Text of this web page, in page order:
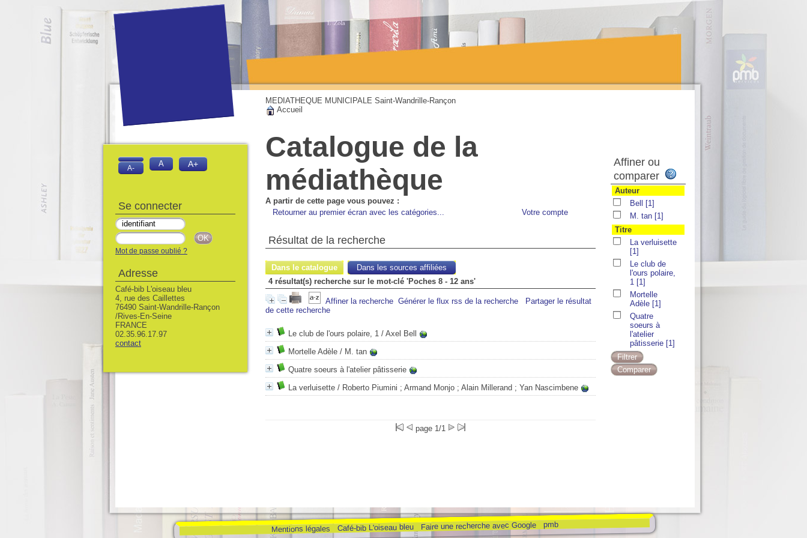
MEDIATHEQUE MUNICIPALE Saint-Wandrille-Rançon
Accueil
Catalogue de la
médiathèque
A partir de cette page vous pouvez :
Retourner au premier écran avec les catégories...
Votre compte
Résultat de la recherche
Dans le catalogue
Dans les sources affiliées
4 résultat(s) recherche sur le mot-clé 'Poches 8 - 12 ans'
Affiner la recherche Générer le flux rss de la recherche
Partager le résultat
de cette recherche
Le club de l'ours polaire, 1 / Axel Bell
Mortelle Adèle / M. tan
Quatre soeurs à l'atelier pâtisserie
La verluisette / Roberto Piumini ; Armand Monjo ; Alain Millerand ; Yan Nascimbene
page 1/1
Mentions légales Café-bib L'oiseau bleu Faire une recherche avec Google pmb
A- A A+
Se connecter
Mot de passe oublié ?
Adresse
Café-bib L'oiseau bleu
4, rue des Caillettes
76490 Saint-Wandrille-Rançon
/Rives-En-Seine
FRANCE
02.35.96.17.97
contact
Affiner ou
comparer
Auteur
Bell
[1]
M. tan [1]
Titre
La verluisette
[1]
Le club de
l'ours polaire,
1 [1]
Mortelle
Adèle [1]
Quatre
soeurs à
l'atelier
pâtisserie [1]